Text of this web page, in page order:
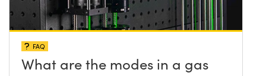
FAQ
What are the modes in a gas